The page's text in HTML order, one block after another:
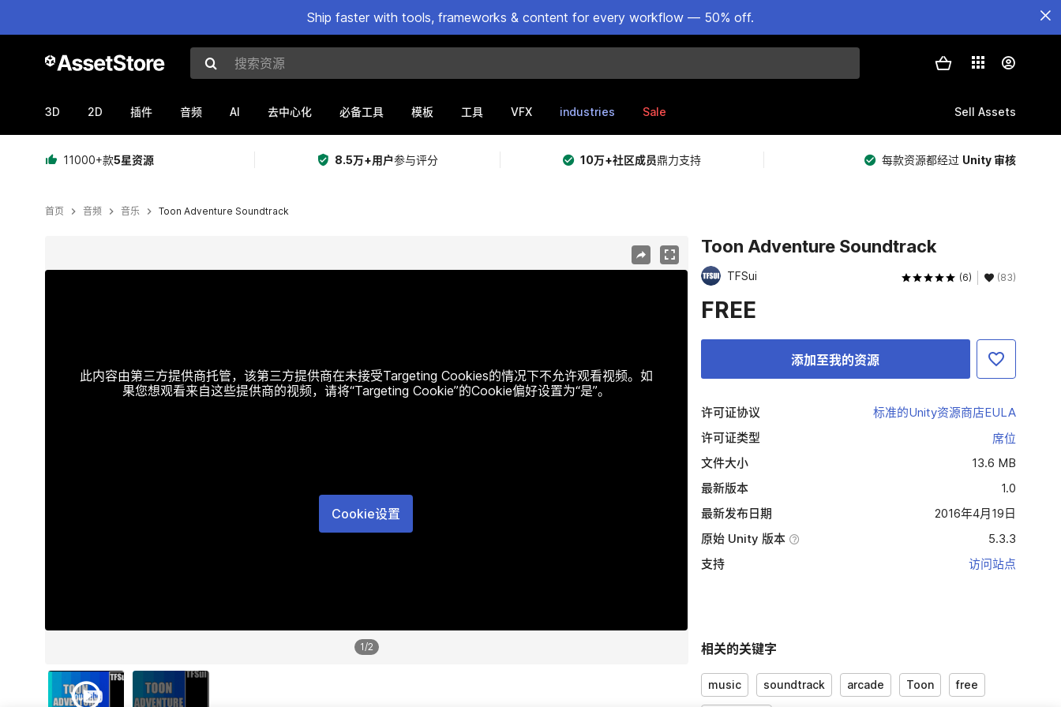
Ship faster with tools, frameworks & content for every workflow — 50% off.
搜索资源
3D 2D 插件 音频 AI 去中心化 必备工具 模板 工具 VFX industries Sale Sell Assets
11000+款5星资源 8.5万+用户参与评分 10万+社区成员鼎力支持 每款资源都经过 Unity 审核
首页 音频 音乐 Toon Adventure Soundtrack
此内容由第三方提供商托管，该第三方提供商在未接受Targeting Cookies的情况下不允许观看视频。如
果您想观看来自这些提供商的视频，请将“Targeting Cookie”的Cookie偏好设置为“是”。
Cookie设置
1/2
Toon Adventure Soundtrack
TFSui (6) (83)
FREE
添加至我的资源
许可证协议
标准的Unity资源商店EULA
许可证类型
席位
文件大小
13.6 MB
最新版本
1.0
最新发布日期
2016年4月19日
原始 Unity 版本
5.3.3
支持
访问站点
相关的关键字
music soundtrack arcade Toon free